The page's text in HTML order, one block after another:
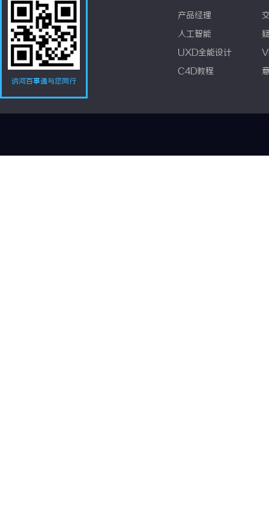
讷河百事通与您同行
产品经理
人工智能
UXD全能设计
C4D教程